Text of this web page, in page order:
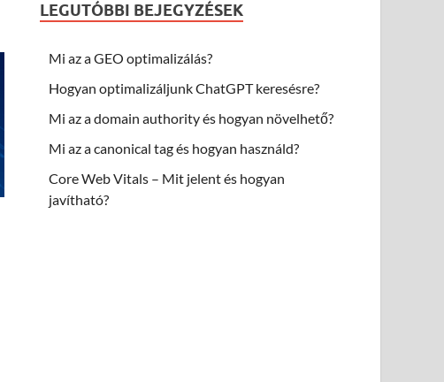
LEGUTÓBBI BEJEGYZÉSEK
Mi az a GEO optimalizálás?
Hogyan optimalizáljunk ChatGPT keresésre?
Mi az a domain authority és hogyan növelhető?
Mi az a canonical tag és hogyan használd?
Core Web Vitals – Mit jelent és hogyan
javítható?